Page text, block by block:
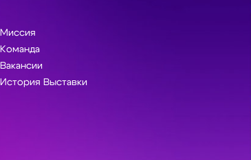
Миссия
Команда
Вакансии
История Выставки